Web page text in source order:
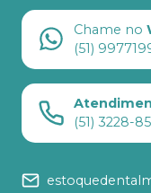
Chame no
(51)
(51) 3228-